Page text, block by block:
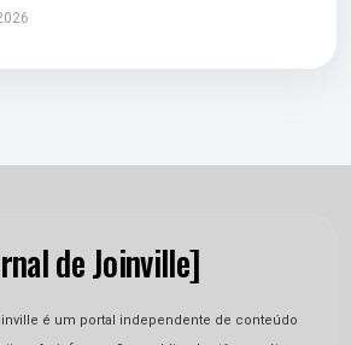
de Joinville]
é um portal independente de conteúdo